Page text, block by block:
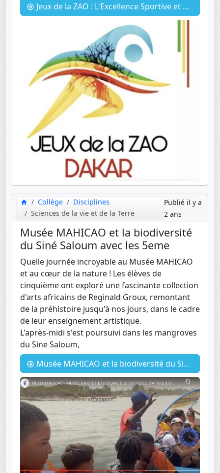
Jeux de la ZAO : L'Excellence Sportive et Culturelle
Collège
Disciplines
Sciences de la vie et de la Terre
Publié il y a
2 ans
Musée MAHICAO et la biodiversité
du Siné Saloum avec les 5eme
Quelle journée incroyable au Musée MAHICAO
et au cœur de la nature ! Les élèves de
cinquième ont exploré une fascinante collection
d'arts africains de Reginald Groux, remontant
de la préhistoire jusqu'à nos jours, dans le cadre
de leur enseignement artistique.
L'après-midi s'est poursuivi dans les mangroves
du Sine Saloum,
Musée MAHICAO et la biodiversité du Siné Saloum avec les 5eme